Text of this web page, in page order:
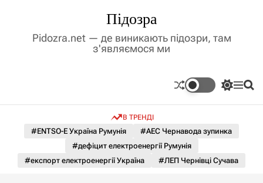
Підозра
Pidozra.net — де виникають підозри, там
з'являємося ми
П
м
и
а
М П
В ТРЕНДІ
#ENTSO-E Україна Румунія
#АЕС Чернавода зупинка
#дефіцит електроенергії Румунія
#експорт електроенергії Україна
#ЛЕП Чернівці Сучава